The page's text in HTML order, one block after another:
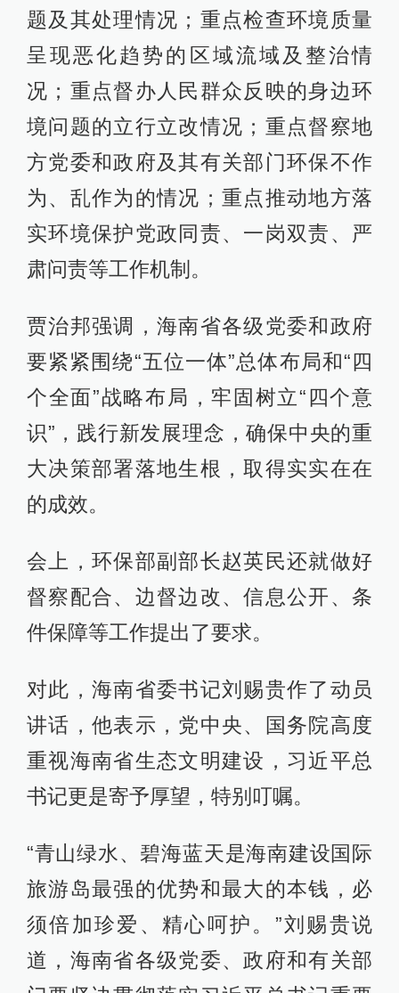
题及其处理情况；重点检查环境质量
呈现恶化趋势的区域流域及整治情
况；重点督办人民群众反映的身边环
境问题的立行立改情况；重点督察地
方党委和政府及其有关部门环保不作
为、乱作为的情况；重点推动地方落
实环境保护党政同责、一岗双责、严
肃问责等工作机制。
贾治邦强调，海南省各级党委和政府
要紧紧围绕“五位一体”总体布局和“四
个全面”战略布局，牢固树立“四个意
识”，践行新发展理念，确保中央的重
大决策部署落地生根，取得实实在在
的成效。
会上，环保部副部长赵英民还就做好
督察配合、边督边改、信息公开、条
件保障等工作提出了要求。
对此，海南省委书记刘赐贵作了动员
讲话，他表示，党中央、国务院高度
重视海南省生态文明建设，习近平总
书记更是寄予厚望，特别叮嘱。
“青山绿水、碧海蓝天是海南建设国际
旅游岛最强的优势和最大的本钱，必
须倍加珍爱、精心呵护。”刘赐贵说
道，海南省各级党委、政府和有关部